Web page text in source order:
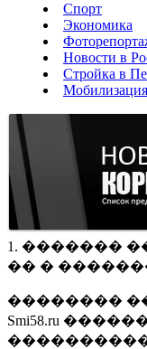
Спорт
Экономика
Новости в
Стройка в
Мобилизация
1. �������
�� �
��������
Smi58.ru